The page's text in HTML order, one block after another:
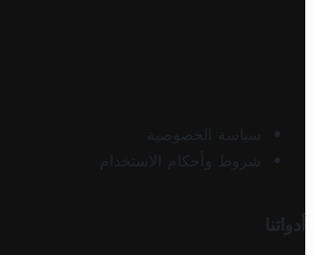
سياسة الخصوصية
شروط وأحكام الاستخدام
أدواتنا